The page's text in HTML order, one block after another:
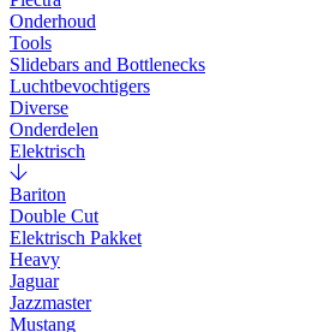
Onderhoud
Tools
Slidebars and Bottlenecks
Luchtbevochtigers
Diverse
Onderdelen
Elektrisch
Bariton
Double Cut
Elektrisch Pakket
Heavy
Jaguar
Jazzmaster
Mustang